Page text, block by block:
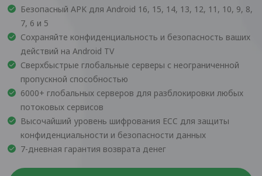
Безопасный APK для Android 16, 15, 14, 13, 12, 11, 10, 9, 8,
7, 6 и 5
Сохраняйте конфиденциальность и безопасность ваших
действий на Android TV
Сверхбыстрые глобальные серверы с неограниченной
пропускной способностью
6000+ глобальных серверов для разблокировки любых
потоковых сервисов
Высочайший уровень шифрования ECC для защиты
конфиденциальности и безопасности данных
7-дневная гарантия возврата денег